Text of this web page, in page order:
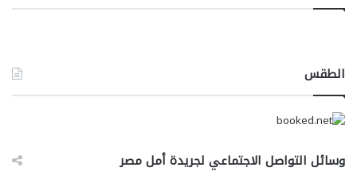
الطقس
وسائل التواصل الاجتماعي لجريدة أمل مصر